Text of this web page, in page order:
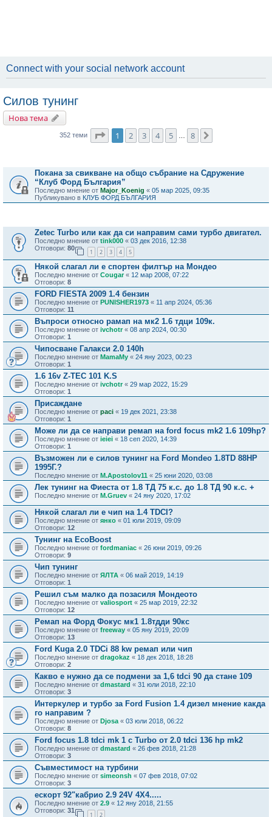
Connect with your social network account
Силов тунинг
Нова тема
352 теми Страница1 от
1 2 3 4 5 8
Покана за свикване на общо събрание на Сдружение
“Клуб Форд България”
Последно мнение от Major_Koenig « 05 мар 2025, 09:35
Публикувано в КЛУБ ФОРД БЪЛГАРИЯ
Zetec Turbo или как да си направим сами турбо двигател.
Последно мнение от tink000 « 03 дек 2016, 12:38
Отговори: 80
1 2 3 4 5
Някой слагал ли е спортен филтър на Мондео
Последно мнение от Cougar« 12 мар 2008, 07:22
Отговори: 8
FORD FIESTA 2009 1.4 бензин
Последно мнение от PUNISHER1973 « 11 апр 2024, 05:36
Отговори: 11
Въпроси относно рамап на мк2 1.6 тдци 109к.
Последно мнение от ivchotr« 08 апр 2024, 00:30
Отговори: 1
Чипосване Галакси 2.0 140h
Последно мнение от MamaMy « 24 яну 2023, 00:23
Отговори: 1
1.6 16v Z-TEC 101 K.S
Последно мнение от ivchotr« 29 мар 2022, 15:29
Отговори: 1
Присаждане
Последно мнение от paci « 19 дек 2021, 23:38
Отговори: 1
Може ли да се направи ремап на ford focus mk2 1.6 109hp?
Последно мнение от ieiei « 18 сеп 2020, 14:39
Отговори: 1
Възможен ли е силов тунинг на Ford Mondeo 1.8TD 88HP
1995Г.?
Последно мнение от M.Apostolov11 « 25 юни 2020, 03:08
Лек тунинг на Фиеста от 1.8 ТД 75 к.с. до 1.8 ТД 90 к.с. +
Последно мнение от M.Gruev « 24 яну 2020, 17:02
Някой слагал ли е чип на 1.4 TDCI?
Последно мнение от янко « 01 юли 2019, 09:09
Отговори: 12
Тунинг на EcoBoost
Последно мнение от fordmaniac « 26 юни 2019, 09:26
Отговори: 9
Чип тунинг
Последно мнение от ЯЛТА « 06 май 2019, 14:19
Отговори: 1
Решил съм малко да позасиля Мондеото
Последно мнение от valiosport « 25 мар 2019, 22:32
Отговори: 12
Ремап на Форд Фокус мк1 1.8тдди 90кс
Последно мнение от freeway « 05 яну 2019, 20:09
Отговори: 13
Ford Kuga 2.0 TDCi 88 kw ремап или чип
Последно мнение от dragokaz « 18 дек 2018, 18:28
Отговори: 2
Какво е нужно да се подмени за 1,6 tdci 90 да стане 109
Последно мнение от dmastard « 31 юли 2018, 22:10
Отговори: 3
Интеркулер и турбо за Ford Fusion 1.4 дизел мнение какда
го направим ?
Последно мнение от Djosa « 03 юли 2018, 06:22
Отговори: 8
Ford focus 1.8 tdci mk 1 с Turbo от 2.0 tdci 136 hp mk2
Последно мнение от dmastard « 26 фев 2018, 21:28
Отговори: 3
Съвместимост на турбини
Последно мнение от simeonsh « 07 фев 2018, 07:02
Отговори: 3
ескорт 92"кабрио 2.9 24V 4X4.....
Последно мнение от 2.9 « 12 яну 2018, 21:55
Отговори: 31
1 2